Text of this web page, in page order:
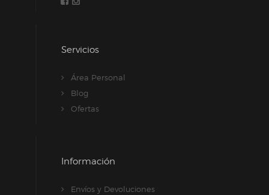
Servicios
Área Personal
Blog
Ofertas
Información
Envíos y Devoluciones